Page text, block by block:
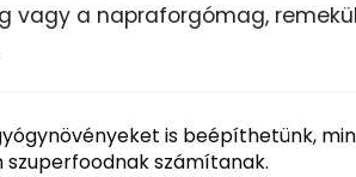
vagy a napraforgómag,
is beépíthetünk,
számítanak.